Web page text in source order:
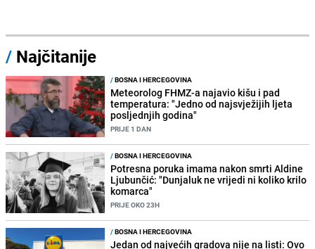
/ Najčitanije
/BOSNA I HERCEGOVINA
Meteorolog FHMZ-a najavio kišu i pad
temperatura: "Jedno od najsvježijih ljeta
posljednjih godina"
PRIJE 1 DAN
/BOSNA I HERCEGOVINA
Potresna poruka imama nakon smrti Aldine
Ljubunčić: "Dunjaluk ne vrijedi ni koliko krilo
komarca"
PRIJE OKO 23H
/BOSNA I HERCEGOVINA
Jedan od najvećih gradova nije na listi: Ovo